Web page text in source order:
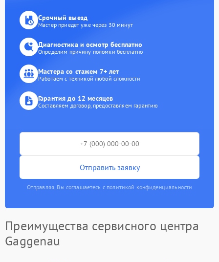
Срочный выезд
Мастер приедет уже через 30 минут
Диагностика и осмотр бесплатно
Определим причину поломки бесплатно
Мастера со стажем 7+ лет
Работаем с техникой любой сложности
Гарантия до 12 месяцев
Составляем договор, предоставляем гарантию
Отправить заявку
Отправляя, Вы соглашаетесь с политикой конфиденциальности
Преимущества сервисного центра
Gaggenau